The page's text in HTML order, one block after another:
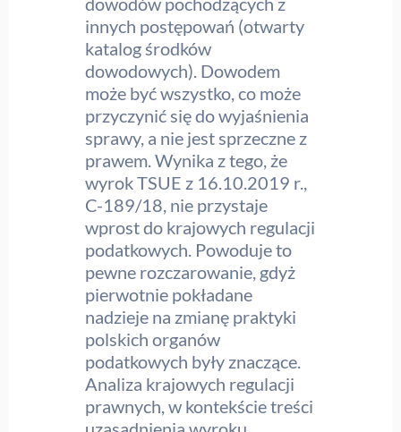
innych postępowań (otwarty
katalog środków
dowodowych). Dowodem
może być wszystko, co może
przyczynić się do wyjaśnienia
sprawy, a nie jest sprzeczne z
prawem. Wynika z tego, że
wyrok TSUE z 16.10.2019 r.,
C-189/18, nie przystaje
wprost do krajowych regulacji
podatkowych. Powoduje to
pewne rozczarowanie, gdyż
pierwotnie pokładane
nadzieje na zmianę praktyki
polskich organów
podatkowych były znaczące.
Analiza krajowych regulacji
prawnych, w kontekście treści